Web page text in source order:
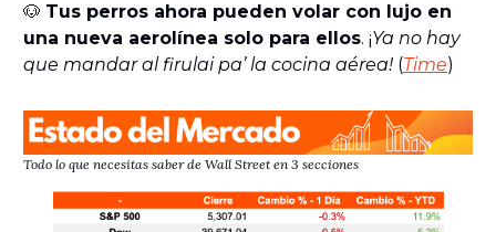
🐶 Tus perros ahora pueden volar con lujo en
una nueva aerolínea solo para ellos. ¡Ya no hay
que mandar al firulai pa’ la cocina aérea! (Time)
Todo lo que necesitas saber de Wall Street en 3 secciones